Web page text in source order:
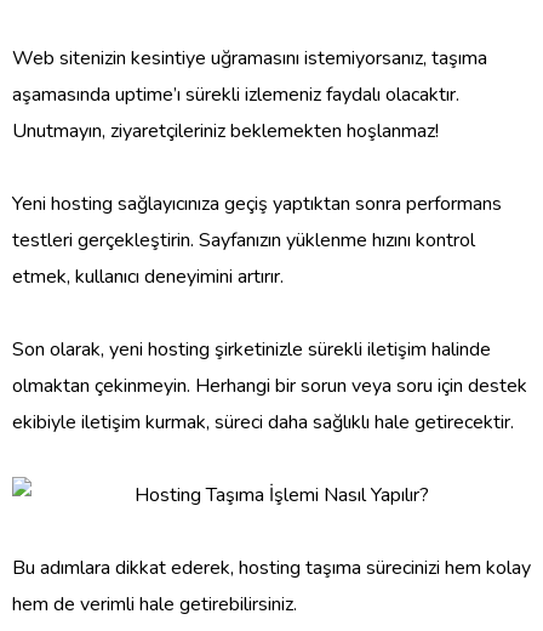
Web sitenizin kesintiye uğramasını istemiyorsanız, taşıma
aşamasında uptime’ı sürekli izlemeniz faydalı olacaktır.
Unutmayın, ziyaretçileriniz beklemekten hoşlanmaz!
Yeni hosting sağlayıcınıza geçiş yaptıktan sonra performans
testleri gerçekleştirin. Sayfanızın yüklenme hızını kontrol
etmek, kullanıcı deneyimini artırır.
Son olarak, yeni hosting şirketinizle sürekli iletişim halinde
olmaktan çekinmeyin. Herhangi bir sorun veya soru için destek
ekibiyle iletişim kurmak, süreci daha sağlıklı hale getirecektir.
Bu adımlara dikkat ederek, hosting taşıma sürecinizi hem kolay
hem de verimli hale getirebilirsiniz.